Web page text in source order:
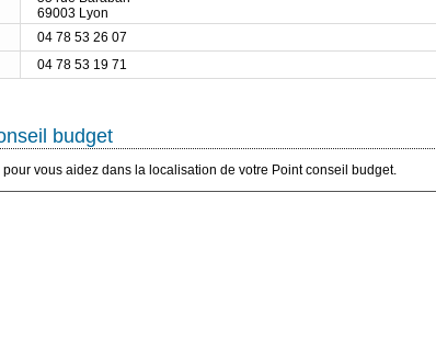
69003 Lyon
04 78 53 26 07
04 78 53 19 71
budget
vous aidez dans la localisation de votre Point conseil budget.